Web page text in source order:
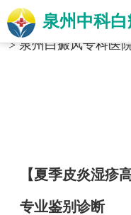
泉州中科
当前位置：福建省泉
>泉州白癜风专科医
【夏季皮炎湿疹
专业鉴别诊断